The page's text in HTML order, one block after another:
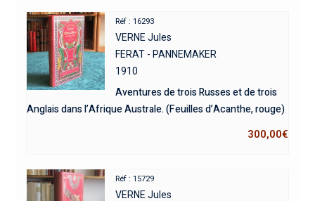
Réf : 16293
VERNE Jules
FERAT - PANNEMAKER
1910
Aventures de trois Russes et de trois
Anglais dans l’Afrique Australe. (Feuilles d’Acanthe, rouge)
300,00€
Réf : 15729
VERNE Jules